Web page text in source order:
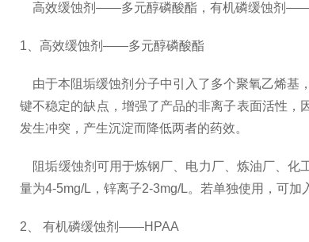
高效缓蚀剂——多元醇磷酸酯，有机磷缓蚀剂
1、高效缓蚀剂——多元醇磷酸酯
由于本阻垢缓蚀剂分子中引入了多个聚氧乙烯基
键不稳定的缺点，增强了产品的非离子表面活性
发生冲突，产生沉淀而降低两者的药效。
阻垢缓蚀剂可用于炼钢厂、电力厂、炼油厂、化
量为4-5mg/L，锌离子2-3mg/L。若单独使用，可
2、 有机磷缓蚀剂——HPAA